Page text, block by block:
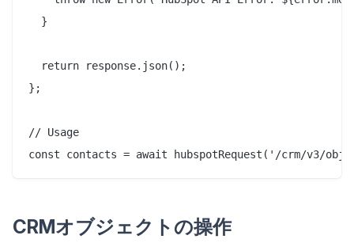
  }
  return response.json();
};
// Usage
CRMオブジェクトの操作